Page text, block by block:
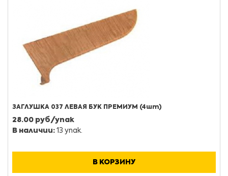
ЗАГЛУШКА 037 ЛЕВАЯ БУК ПРЕМИУМ (4шт)
28.00 руб/упак
В наличии: 13 упак.
В КОРЗИНУ